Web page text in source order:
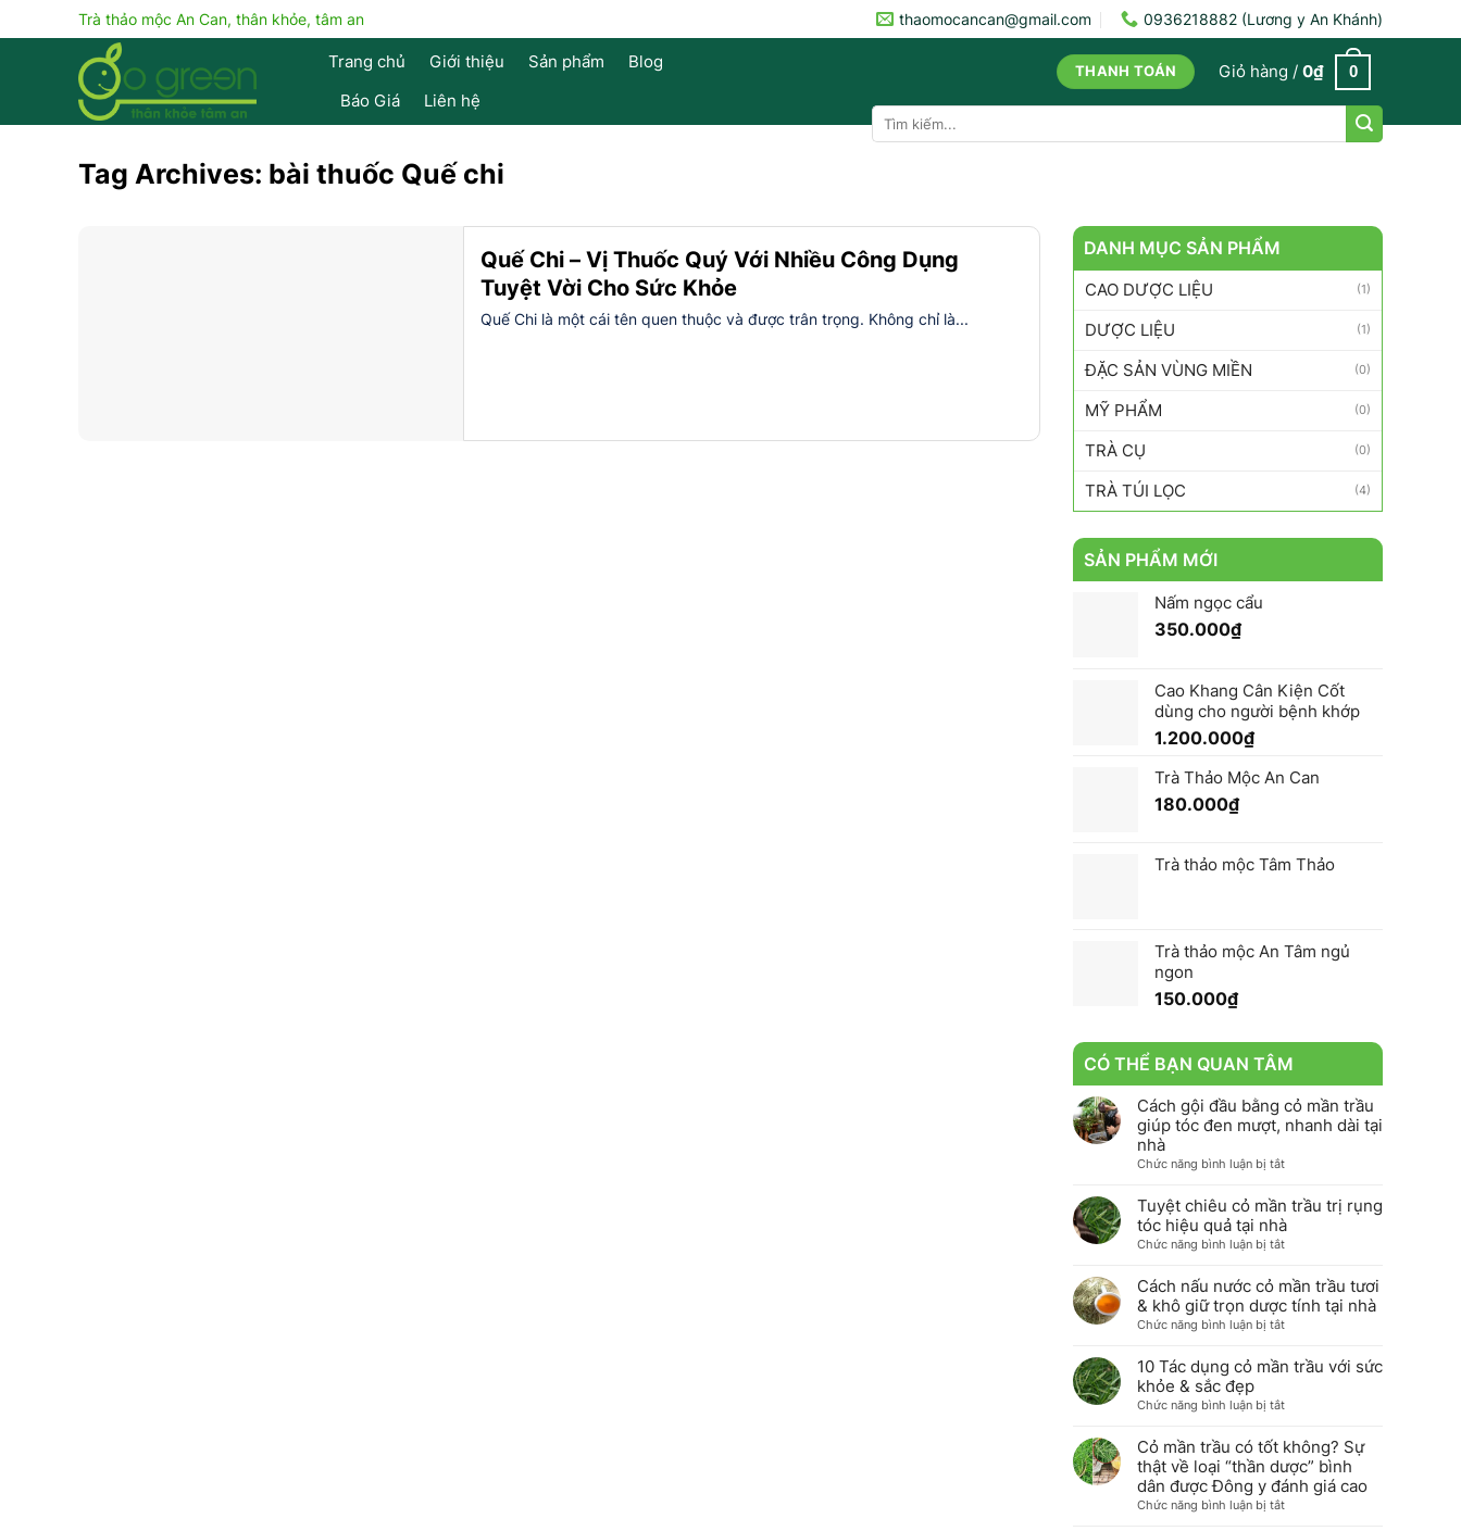
to
Trà thảo mộc An Can, thân khỏe, tâm an thaomocancan@gmail.com 0936218882 (Lương y An Khánh)
Trang chủ Giới thiệu Sản phẩm
Blog
Báo Giá
Liên hệ
THANH TOÁN Giỏ hàng / 0₫ 0
Tìm
kiếm:
Tag Archives: bài thuốc Quế chi
Quế Chi – Vị Thuốc Quý Với Nhiều Công Dụng
Tuyệt Vời Cho Sức Khỏe
Quế Chi là một cái tên quen thuộc và được trân trọng. Không chỉ là...
DANH MỤC SẢN PHẨM
CAO DƯỢC LIỆU (1)
DƯỢC LIỆU (1)
ĐẶC SẢN VÙNG MIỀN (0)
MỸ PHẨM (0)
TRÀ CỤ (0)
TRÀ TÚI LỌC (4)
SẢN PHẨM MỚI
Nấm ngọc cẩu
350.000₫
Cao Khang Cân Kiện Cốt
dùng cho người bệnh khớp
1.200.000₫
Trà Thảo Mộc An Can
180.000₫
Trà thảo mộc Tâm Thảo
Trà thảo mộc An Tâm ngủ
ngon
150.000₫
CÓ THỂ BẠN QUAN TÂM
Cách gội đầu bằng cỏ mần trầu
giúp tóc đen mượt, nhanh dài tại
nhà
Chức năng bình luận bị tắtở
gội
bằng
trầu
giúp
tóc
mượt,
dài
nhà
Tuyệt chiêu cỏ mần trầu trị rụng
tóc hiệu quả tại nhà
Chức năng bình luận bị tắtở
chiêu
cỏ
mần
rụng
hiệu
tại
nhà
Cách nấu nước cỏ mần trầu tươi
& khô giữ trọn dược tính tại nhà
Chức năng bình luận bị tắtở
nấu
nước
tươi
&
khô
giữ
10 Tác dụng cỏ mần trầu với sức
khỏe & sắc đẹp
Chức năng bình luận bị tắtở
Tác
dụng
cỏ
mần
trầu
Cỏ mần trầu có tốt không? Sự
thật về loại “thần dược” bình
dân được Đông y đánh giá cao
Chức năng bình luận bị tắtở